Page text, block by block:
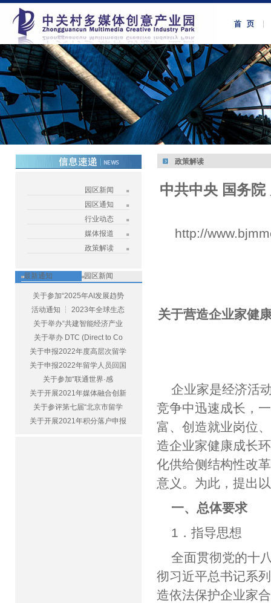
园区新闻
园区通知
行业动态
媒体报道
政策解读
最新通知 园区新闻
关于参加“2025年AI发展趋势
活动通知 ┆ 2023年全球生态
关于举办“共建智能经济产业
关于举办 DTC (Direct to Co
关于申报2022年度高层次留学
关于申报2022年留学人员回国
关于参加“联通世界·感
关于开展2021年媒体融合创新
关于参评第七届“北京市留学
关于开展2021年积分落户申报
政策解读
中共中央 国务
http://
关于营造企业家健
企业家是经济活
竞争中迅速成长，
富、创造就业岗位
造企业家健康成长
化供给侧结构性改
意义。为此，提出
一、总体要求
1．指导思想
全面贯彻党的十
彻习近平总书记系
造依法保护企业家